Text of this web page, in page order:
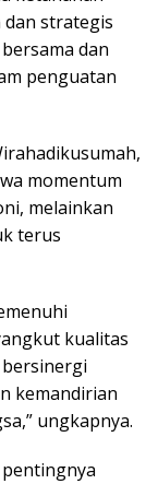
dan strategis
dan
penguatan
momentum
melainkan
terus
kualitas
kemandirian
ungkapnya.